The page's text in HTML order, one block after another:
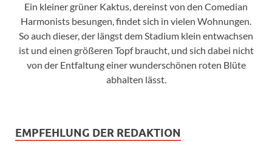
Ein kleiner grüner Kaktus, dereinst von den Comedian
Harmonists besungen, findet sich in vielen Wohnungen.
So auch dieser, der längst dem Stadium klein entwachsen
ist und einen größeren Topf braucht, und sich dabei nicht
von der Entfaltung einer wunderschönen roten Blüte
abhalten lässt.
EMPFEHLUNG DER REDAKTION